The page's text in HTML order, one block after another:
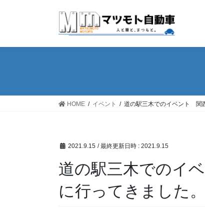
HOME イベント 道の駅三木でのイベント 関
2021.9.15 / 最終更新日時 : 2021.9.15
道の駅三木でのイ
に行ってきました。